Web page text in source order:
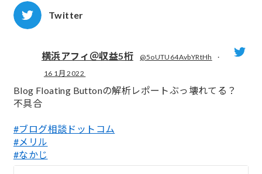
Twitter
横浜アフィ＠収益5桁 @5oUTU64AvbYRtHh
·
16 1月 2022
Blog Floating Buttonの解析レポートぶっ壊れてる？
不具合
#ブログ相談ドットコム
#メリル
#なかじ